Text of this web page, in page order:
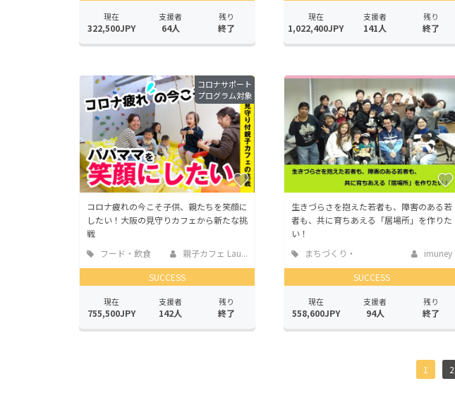
現在
322,500JPY
支援者
64人
残り
終了
現在
1,022,400JPY
支援者
141人
残り
終了
コロナサポート
プログラム対象
コロナ疲れの今こそ子供、親たちを笑顔に
したい！大阪の見守りカフェから新たな挑
戦
フード・飲食
店
親子カフェ Lau...
SUCCESS
現在
755,500JPY
支援者
142人
残り
終了
生きづらさを抱えた若者も、障害のある若
者も、共に育ちあえる「居場所」を作りた
い！
まちづくり・
地域活性化
imuney
SUCCESS
現在
558,600JPY
支援者
94人
残り
終了
1 2